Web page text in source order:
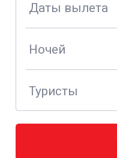
Даты вылета
Ночей
Туристы